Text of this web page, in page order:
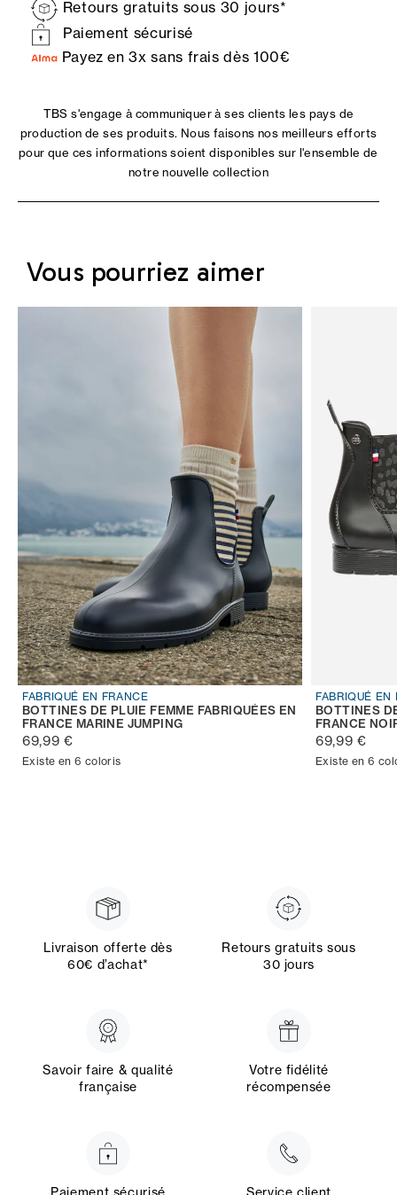
Retours gratuits sous 30 jours*
Paiement sécurisé
Payez en 3x sans frais dès 100€
TBS s'engage à communiquer à ses clients les pays de
production de ses produits. Nous faisons nos meilleurs efforts
pour que ces informations soient disponibles sur l'ensemble de
notre nouvelle collection
Vous pourriez aimer
FABRIQUÉ EN FRANCE
BOTTINES DE PLUIE FEMME FABRIQUÉES EN
FRANCE MARINE JUMPING
69,99 €
Existe en 6 coloris
FABRIQUÉ EN
BOTTINES
FRANCE
69,99 €
Existe en 6
Livraison offerte dès
60€ d’achat*
Retours gratuits sous
30 jours
Savoir faire & qualité
française
Votre fidélité
récompensée